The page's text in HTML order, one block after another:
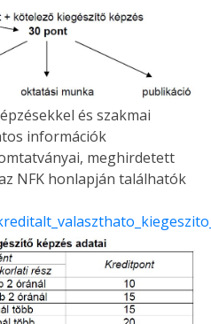
és szakmai
információk
meghirdetett
NFK honlapján találhatók